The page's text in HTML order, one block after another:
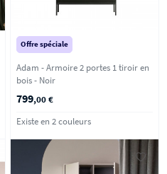
Offre spéciale
Adam - Armoire 2 portes 1 tiroir en
bois - Noir
799,00 €
Existe en 2 couleurs